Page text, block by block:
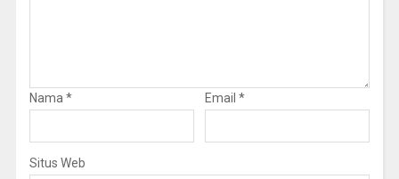
Nama * Email *
Situs Web